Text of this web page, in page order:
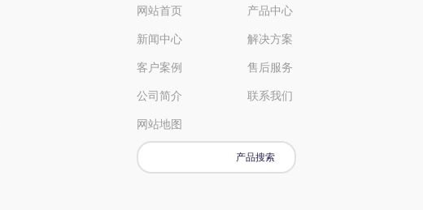
网站首页 产品中心
新闻中心 解决方案
客户案例 售后服务
公司简介 联系我们
网站地图
产品搜索